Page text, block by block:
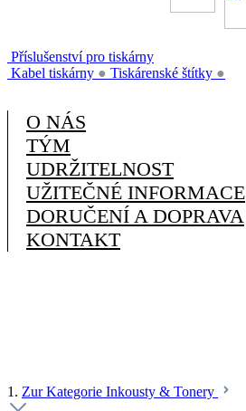
Příslušenství pro tiskárny
Kabel tiskárny ● Tiskárenské štítky ●
O NÁS
TÝM
UDRŽITELNOST
UŽITEČNÉ INFORMACE
DORUČENÍ A DOPRAVA
KONTAKT
1. Zur Kategorie Inkousty & Tonery